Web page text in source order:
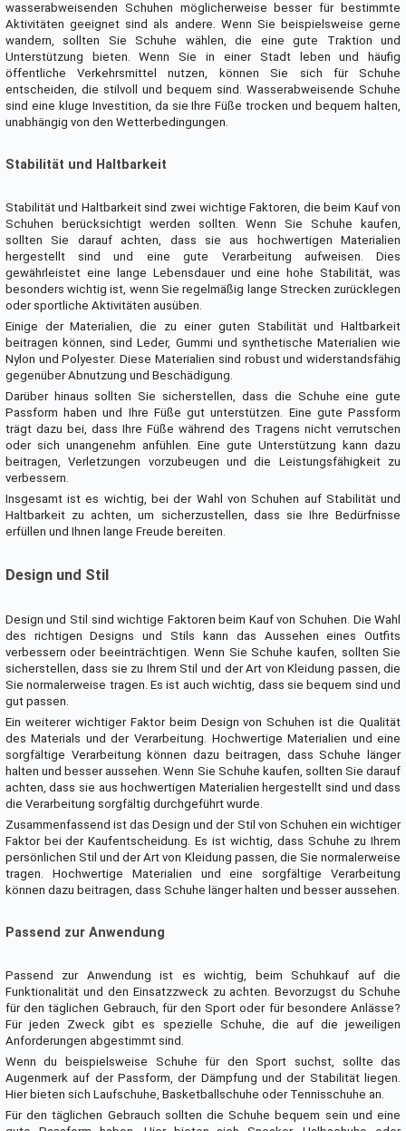
wasserabweisenden Schuhen möglicherweise besser für bestimmte
Aktivitäten geeignet sind als andere. Wenn Sie beispielsweise gerne
wandern, sollten Sie Schuhe wählen, die eine gute Traktion und
Unterstützung bieten. Wenn Sie in einer Stadt leben und häufig
öffentliche Verkehrsmittel nutzen, können Sie sich für Schuhe
entscheiden, die stilvoll und bequem sind. Wasserabweisende Schuhe
sind eine kluge Investition, da sie Ihre Füße trocken und bequem halten,
unabhängig von den Wetterbedingungen.
Stabilität und Haltbarkeit
Stabilität und Haltbarkeit sind zwei wichtige Faktoren, die beim Kauf von
Schuhen berücksichtigt werden sollten. Wenn Sie Schuhe kaufen,
sollten Sie darauf achten, dass sie aus hochwertigen Materialien
hergestellt sind und eine gute Verarbeitung aufweisen. Dies
gewährleistet eine lange Lebensdauer und eine hohe Stabilität, was
besonders wichtig ist, wenn Sie regelmäßig lange Strecken zurücklegen
oder sportliche Aktivitäten ausüben.
Einige der Materialien, die zu einer guten Stabilität und Haltbarkeit
beitragen können, sind Leder, Gummi und synthetische Materialien wie
Nylon und Polyester. Diese Materialien sind robust und widerstandsfähig
gegenüber Abnutzung und Beschädigung.
Darüber hinaus sollten Sie sicherstellen, dass die Schuhe eine gute
Passform haben und Ihre Füße gut unterstützen. Eine gute Passform
trägt dazu bei, dass Ihre Füße während des Tragens nicht verrutschen
oder sich unangenehm anfühlen. Eine gute Unterstützung kann dazu
beitragen, Verletzungen vorzubeugen und die Leistungsfähigkeit zu
verbessern.
Insgesamt ist es wichtig, bei der Wahl von Schuhen auf Stabilität und
Haltbarkeit zu achten, um sicherzustellen, dass sie Ihre Bedürfnisse
erfüllen und Ihnen lange Freude bereiten.
Design und Stil
Design und Stil sind wichtige Faktoren beim Kauf von Schuhen. Die Wahl
des richtigen Designs und Stils kann das Aussehen eines Outfits
verbessern oder beeinträchtigen. Wenn Sie Schuhe kaufen, sollten Sie
sicherstellen, dass sie zu Ihrem Stil und der Art von Kleidung passen, die
Sie normalerweise tragen. Es ist auch wichtig, dass sie bequem sind und
gut passen.
Ein weiterer wichtiger Faktor beim Design von Schuhen ist die Qualität
des Materials und der Verarbeitung. Hochwertige Materialien und eine
sorgfältige Verarbeitung können dazu beitragen, dass Schuhe länger
halten und besser aussehen. Wenn Sie Schuhe kaufen, sollten Sie darauf
achten, dass sie aus hochwertigen Materialien hergestellt sind und dass
die Verarbeitung sorgfältig durchgeführt wurde.
Zusammenfassend ist das Design und der Stil von Schuhen ein wichtiger
Faktor bei der Kaufentscheidung. Es ist wichtig, dass Schuhe zu Ihrem
persönlichen Stil und der Art von Kleidung passen, die Sie normalerweise
tragen. Hochwertige Materialien und eine sorgfältige Verarbeitung
können dazu beitragen, dass Schuhe länger halten und besser aussehen.
Passend zur Anwendung
Passend zur Anwendung ist es wichtig, beim Schuhkauf auf die
Funktionalität und den Einsatzzweck zu achten. Bevorzugst du Schuhe
für den täglichen Gebrauch, für den Sport oder für besondere Anlässe?
Für jeden Zweck gibt es spezielle Schuhe, die auf die jeweiligen
Anforderungen abgestimmt sind.
Wenn du beispielsweise Schuhe für den Sport suchst, sollte das
Augenmerk auf der Passform, der Dämpfung und der Stabilität liegen.
Hier bieten sich Laufschuhe, Basketballschuhe oder Tennisschuhe an.
Für den täglichen Gebrauch sollten die Schuhe bequem sein und eine